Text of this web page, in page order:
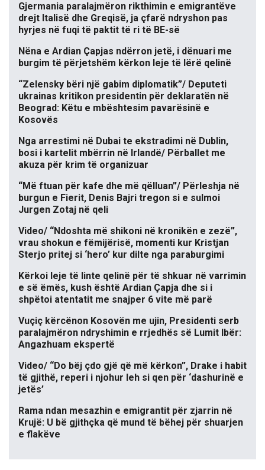
Gjermania paralajmëron rikthimin e emigrantëve
drejt Italisë dhe Greqisë, ja çfarë ndryshon pas
hyrjes në fuqi të paktit të ri të BE-së
Nëna e Ardian Çapjas ndërron jetë, i dënuari me
burgim të përjetshëm kërkon leje të lërë qelinë
“Zelensky bëri një gabim diplomatik”/ Deputeti
ukrainas kritikon presidentin për deklaratën në
Beograd: Këtu e mbështesim pavarësinë e
Kosovës
Nga arrestimi në Dubai te ekstradimi në Dublin,
bosi i kartelit mbërrin në Irlandë/ Përballet me
akuza për krim të organizuar
“Më ftuan për kafe dhe më qëlluan”/ Përleshja në
burgun e Fierit, Denis Bajri tregon si e sulmoi
Jurgen Zotaj në qeli
Video/ “Ndoshta më shikoni në kronikën e zezë”,
vrau shokun e fëmijërisë, momenti kur Kristjan
Sterjo pritej si ‘hero’ kur dilte nga paraburgimi
Kërkoi leje të linte qelinë për të shkuar në varrimin
e së ëmës, kush është Ardian Çapja dhe si i
shpëtoi atentatit me snajper 6 vite më parë
Vuçiç kërcënon Kosovën me ujin, Presidenti serb
paralajmëron ndryshimin e rrjedhës së Lumit Ibër:
Angazhuam ekspertë
Video/ “Do bëj çdo gjë që më kërkon”, Drake i habit
të gjithë, reperi i njohur leh si qen për ‘dashurinë e
jetës’
Rama ndan mesazhin e emigrantit për zjarrin në
Krujë: U bë gjithçka që mund të bëhej për shuarjen
e flakëve